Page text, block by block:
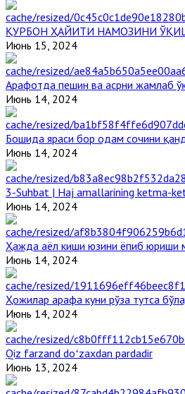
ҚУРБОН ҲАЙИТИ НАМОЗИНИ
Июнь 15, 2024
Арафотда пешин ва асрни жамлаб
Июнь 14, 2024
Бошида яраси бор одам сочини
Июнь 14, 2024
3-Suhbat | Haj amallarining ketma-
Июнь 14, 2024
Ҳажда аёл киши юзини ёпиб юриши
Июнь 14, 2024
Ҳожилар арафа куни рўза тутса
Июнь 14, 2024
Qiz farzand doʻzaxdan pardadir
Июнь 13, 2024